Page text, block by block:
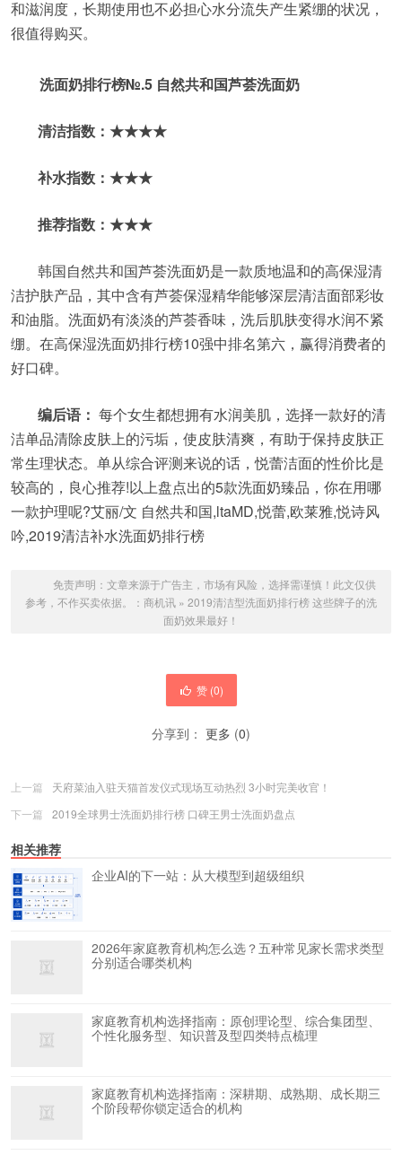
和滋润度，长期使用也不必担心水分流失产生紧绷的状况，
很值得购买。
洗面奶排行榜№.5 自然共和国芦荟洗面奶
清洁指数：★★★★
补水指数：★★★
推荐指数：★★★
韩国自然共和国芦荟洗面奶是一款质地温和的高保湿清
洁护肤产品，其中含有芦荟保湿精华能够深层清洁面部彩妆
和油脂。洗面奶有淡淡的芦荟香味，洗后肌肤变得水润不紧
绷。在高保湿洗面奶排行榜10强中排名第六，赢得消费者的
好口碑。
编后语： 每个女生都想拥有水润美肌，选择一款好的清
洁单品清除皮肤上的污垢，使皮肤清爽，有助于保持皮肤正
常生理状态。单从综合评测来说的话，悦蕾洁面的性价比是
较高的，良心推荐!以上盘点出的5款洗面奶臻品，你在用哪
一款护理呢?艾丽/文 自然共和国,ltaMD,悦蕾,欧莱雅,悦诗风
吟,2019清洁补水洗面奶排行榜
免责声明：文章来源于广告主，市场有风险，选择需谨慎！此文仅供
参考，不作买卖依据。： 商机讯 » 2019清洁型洗面奶排行榜 这些牌子的洗
面奶效果最好！
赞 (0)
分享到： 更多 (0)
上一篇
天府菜油入驻天猫首发仪式现场互动热烈 3小时完美收官！
下一篇
2019全球男士洗面奶排行榜 口碑王男士洗面奶盘点
相关推荐
企业AI的下一站：从大模型到超级组织
2026年家庭教育机构怎么选？五种常见家长需求类型
分别适合哪类机构
家庭教育机构选择指南：原创理论型、综合集团型、
个性化服务型、知识普及型四类特点梳理
家庭教育机构选择指南：深耕期、成熟期、成长期三
个阶段帮你锁定适合的机构